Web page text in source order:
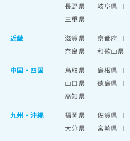
長野県
岐阜県
三重県
近畿
滋賀県 京都府
奈良県
和歌山県
中国・四国
鳥取県 島根県
山口県
徳島県
高知県
九州・沖縄
福岡県 佐賀県
大分県
宮崎県